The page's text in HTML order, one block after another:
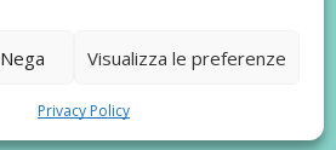
Nega Visualizza le preferenze
Privacy Policy